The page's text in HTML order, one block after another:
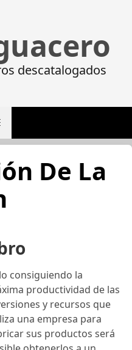
descatalogados
De La
consiguiendo la
productividad de las
y recursos que
una empresa para
sus productos será